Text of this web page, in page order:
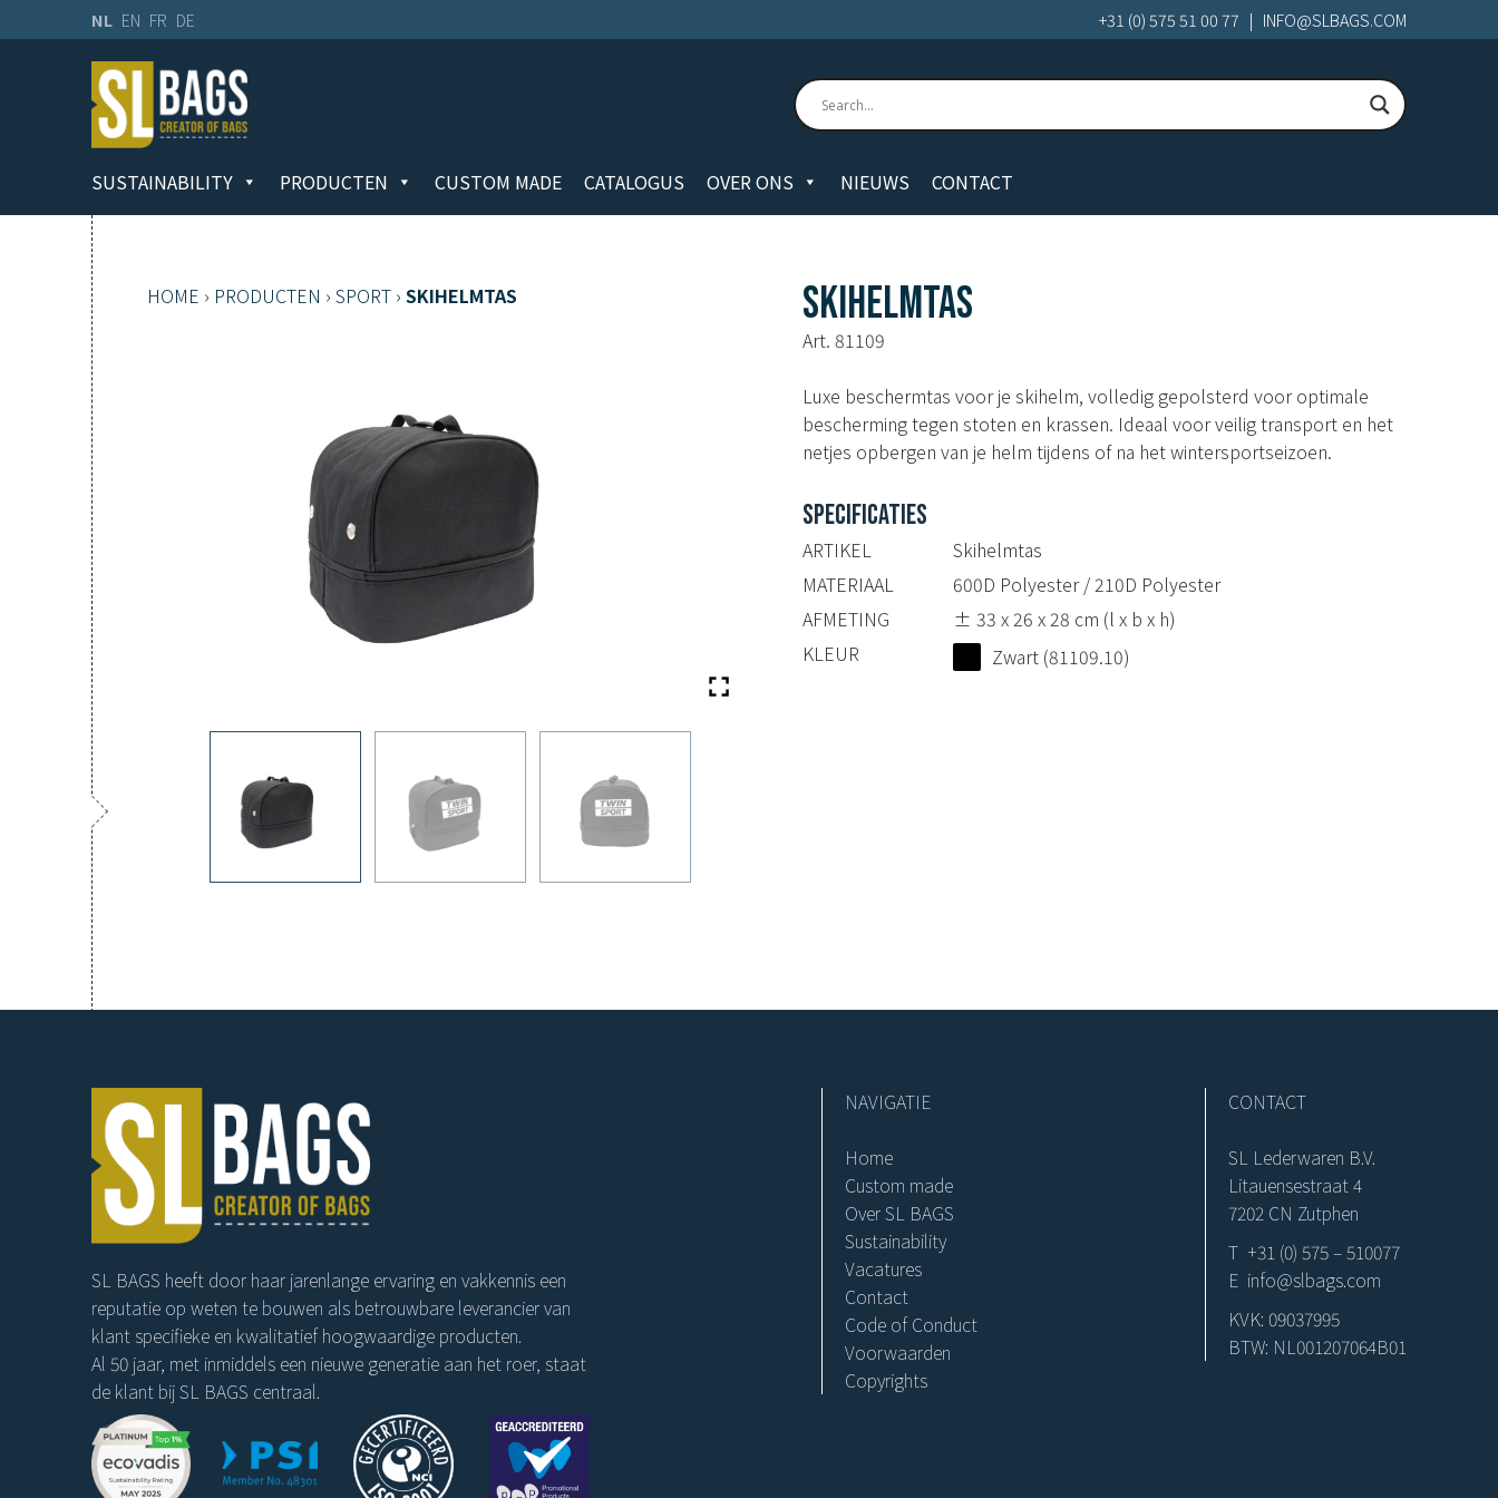
NL EN FR DE +31 (0) 575 51 00 77 | INFO@SLBAGS.COM
SUSTAINABILITY PRODUCTEN CUSTOM MADE CATALOGUS OVER ONS NIEUWS CONTACT
HOME › PRODUCTEN › SPORT › SKIHELMTAS SKIHELMTAS
Art. 81109
Luxe beschermtas voor je skihelm, volledig gepolsterd voor optimale
bescherming tegen stoten en krassen. Ideaal voor veilig transport en het
netjes opbergen van je helm tijdens of na het wintersportseizoen.
SPECIFICATIES
ARTIKEL
Skihelmtas
MATERIAAL
600D Polyester / 210D Polyester
AFMETING
± 33 x 26 x 28 cm (l x b x h)
KLEUR
Zwart (81109.10)
SL BAGS heeft door haar jarenlange ervaring en vakkennis een
reputatie op weten te bouwen als betrouwbare leverancier van
klant specifieke en kwalitatief hoogwaardige producten.
Al 50 jaar, met inmiddels een nieuwe generatie aan het roer, staat
de klant bij SL BAGS centraal.
NAVIGATIE
Home
Custom made
Over SL BAGS
Sustainability
Vacatures
Contact
Code of Conduct
Voorwaarden
Copyrights
CONTACT
SL Lederwaren B.V.
Litauensestraat 4
7202 CN Zutphen
T +31 (0) 575 – 510077
E info@slbags.com
KVK: 09037995
BTW: NL001207064B01